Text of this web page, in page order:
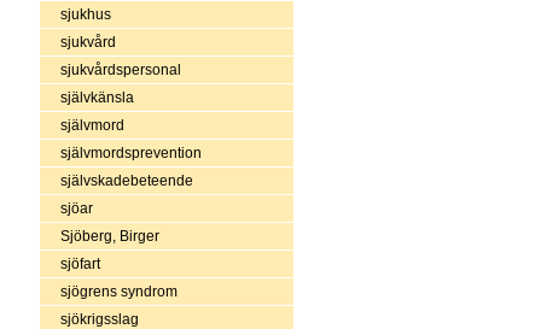
sjukhus
sjukvård
sjukvårdspersonal
självkänsla
självmord
självmordsprevention
självskadebeteende
sjöar
Sjöberg, Birger
sjöfart
sjögrens syndrom
sjökrigsslag